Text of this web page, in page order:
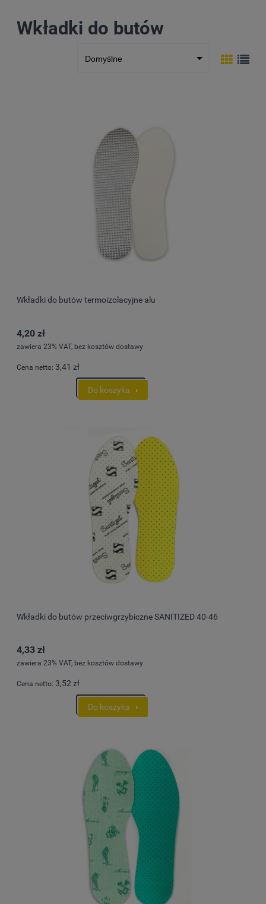
Wkładki do butów
Wkładki do butów termoizolacyjne alu
4,20 zł
zawiera 23% VAT, bez kosztów dostawy
Cena netto: 3,41 zł
Do koszyka
Wkładki do butów przeciwgrzybiczne SANITIZED 40-46
4,33 zł
zawiera 23% VAT, bez kosztów dostawy
Cena netto: 3,52 zł
Do koszyka